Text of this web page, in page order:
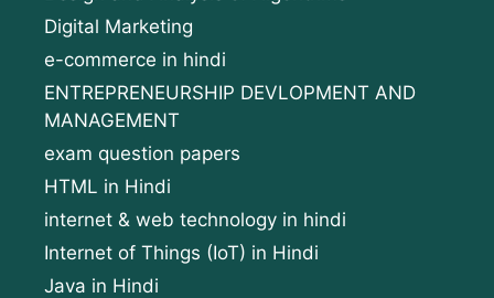
Digital Marketing
e-commerce in hindi
ENTREPRENEURSHIP DEVLOPMENT AND
MANAGEMENT
exam question papers
HTML in Hindi
internet & web technology in hindi
Internet of Things (IoT) in Hindi
Java in Hindi